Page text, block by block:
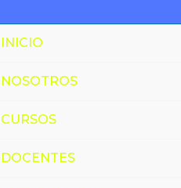
INICIO
NOSOTROS
CURSOS
DOCENTES